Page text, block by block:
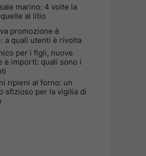
marino: 4 volte la
al litio
promozione è
a quali utenti è rivolta
per i figli, nuove
e importi: quali sono i
ripieni al forno: un
sfizioso per la vigilia di